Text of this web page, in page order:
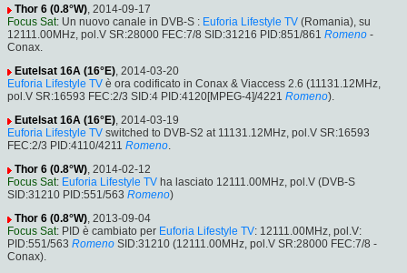
Thor 6 (0.8°W), 2014-09-17
Focus Sat: Un nuovo canale in DVB-S : Euforia Lifestyle TV (Romania), su
12111.00MHz, pol.V SR:28000 FEC:7/8 SID:31216 PID:851/861 Romeno -
Conax.
Eutelsat 16A (16°E), 2014-03-20
Euforia Lifestyle TV è ora codificato in Conax & Viaccess 2.6 (11131.12MHz,
pol.V SR:16593 FEC:2/3 SID:4 PID:4120[MPEG-4]/4221 Romeno).
Eutelsat 16A (16°E), 2014-03-19
Euforia Lifestyle TV switched to DVB-S2 at 11131.12MHz, pol.V SR:16593
FEC:2/3 PID:4110/4211 Romeno.
Thor 6 (0.8°W), 2014-02-12
Focus Sat: Euforia Lifestyle TV ha lasciato 12111.00MHz, pol.V (DVB-S
SID:31210 PID:551/563 Romeno)
Thor 6 (0.8°W), 2013-09-04
Focus Sat: PID è cambiato per Euforia Lifestyle TV: 12111.00MHz, pol.V:
PID:551/563 Romeno SID:31210 (12111.00MHz, pol.V SR:28000 FEC:7/8 -
Conax).